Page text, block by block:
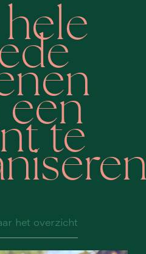
hele
te
het overzicht